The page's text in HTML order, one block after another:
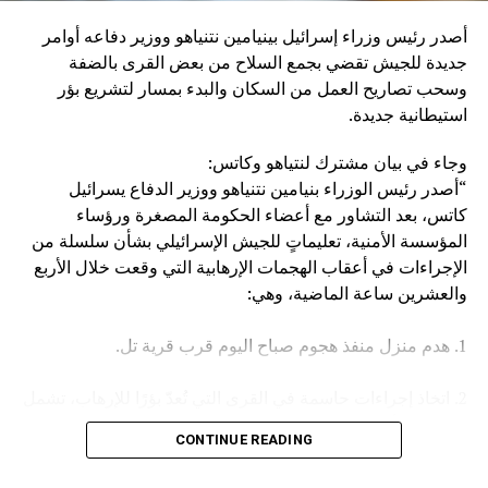
وكان مصدر مسؤول في الهيئة العامة للنقل السعودية قد صرح
الخميس، بأن سفينة (ENCELIA) التابعة لإحدى الشركات
السعودية، تعرضت لاستهداف أثناء إبحارها في البحر الأحمر، نتج
عنه حريق في مقدمتها.
وأكد المصدر أن جميع أفراد الطاقم بخير، مشيرا في السياق إلى
أن الجهات المعنية اتخذت كافة الإجراءات اللازمة لتأمين السفينة
وطاقمها وحماية البيئة البحرية.
أصدر رئيس وزراء إسرائيل بينيامين نتنياهو ووزير دفاعه أوامر
جديدة للجيش تقضي بجمع السلاح من بعض القرى بالضفة
وسحب تصاريح العمل من السكان والبدء بمسار لتشريع بؤر
استيطانية جديدة.
وجاء في بيان مشترك لنتياهو وكاتس:
“أصدر رئيس الوزراء بنيامين نتنياهو ووزير الدفاع يسرائيل
كاتس، بعد التشاور مع أعضاء الحكومة المصغرة ورؤساء
المؤسسة الأمنية، تعليماتٍ للجيش الإسرائيلي بشأن سلسلة من
الإجراءات في أعقاب الهجمات الإرهابية التي وقعت خلال الأربع
والعشرين ساعة الماضية، وهي:
1. هدم منزل منفذ هجوم صباح اليوم قرب قرية تل.
مصادرة الأسلحة وإلغاء تصاريح العمل، وغير ذلك.
CONTINUE READING